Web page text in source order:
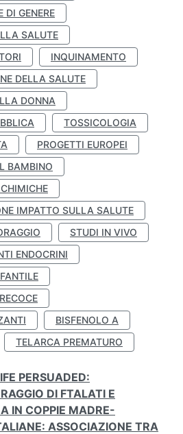
DI GENERE
SALUTE
INQUINAMENTO
DELLA SALUTE
DONNA
TOSSICOLOGIA
PROGETTI EUROPEI
BAMBINO
IMPATTO SULLA SALUTE
STUDI IN VIVO
ENDOCRINI
BISFENOLO A
TELARCA PREMATURO
PERSUADED:
DI FTALATI E
IN COPPIE MADRE-
ASSOCIAZIONE TRA